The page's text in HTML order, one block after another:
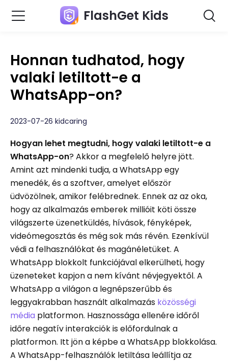
FlashGet Kids
Honnan tudhatod, hogy
valaki letiltott-e a
WhatsApp-on?
2023-07-26 kidcaring
Hogyan lehet megtudni, hogy valaki letiltott-e a
WhatsApp-on? Akkor a megfelelő helyre jött.
Amint azt mindenki tudja, a WhatsApp egy
menedék, és a szoftver, amelyet először
üdvözölnek, amikor felébrednek. Ennek az az oka,
hogy az alkalmazás emberek millióit köti össze
világszerte üzenetküldés, hívások, fényképek,
videómegosztás és még sok más révén. Ezenkívül
védi a felhasználókat és magánéletüket. A
WhatsApp blokkolt funkciójával elkerülheti, hogy
üzeneteket kapjon a nem kívánt névjegyektől. A
WhatsApp a világon a legnépszerűbb és
leggyakrabban használt alkalmazás közösségi
média platformon. Hasznossága ellenére időről
időre negatív interakciók is előfordulnak a
platformon. Itt jön a képbe a WhatsApp blokkolása.
A WhatsApp-felhasználók letiltása leállítja az